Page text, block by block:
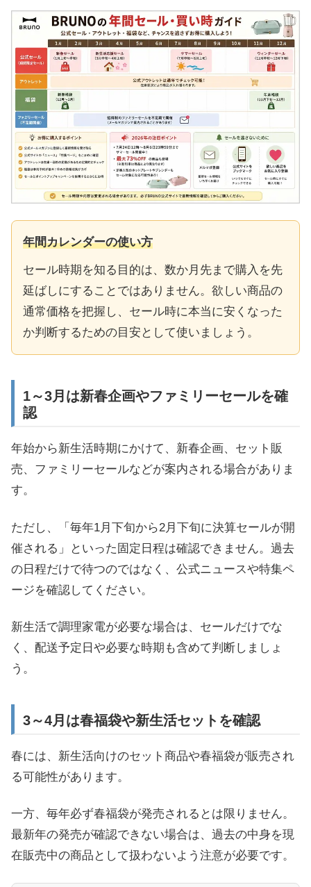
年間カレンダーの使い方
セール時期を知る目的は、数か月先まで購入を先
延ばしにすることではありません。欲しい商品の
通常価格を把握し、セール時に本当に安くなった
か判断するための目安として使いましょう。
1～3月は新春企画やファミリーセールを確
認
年始から新生活時期にかけて、新春企画、セット販
売、ファミリーセールなどが案内される場合がありま
す。
ただし、「毎年1月下旬から2月下旬に決算セールが開
催される」といった固定日程は確認できません。過去
の日程だけで待つのではなく、公式ニュースや特集ペ
ージを確認してください。
新生活で調理家電が必要な場合は、セールだけでな
く、配送予定日や必要な時期も含めて判断しましょ
う。
3～4月は春福袋や新生活セットを確認
春には、新生活向けのセット商品や春福袋が販売され
る可能性があります。
一方、毎年必ず春福袋が発売されるとは限りません。
最新年の発売が確認できない場合は、過去の中身を現
在販売中の商品として扱わないよう注意が必要です。